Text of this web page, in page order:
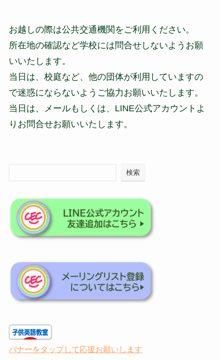
お越しの際は公共交通機関をご利用ください。
所在地の確認など学校には問合せしないようお願
いいたします。
当日は、校庭など、他の団体が利用していますの
で迷惑にならないようご協力お願いいたします。
当日は、メールもしくは、LINE公式アカウントよ
りお問合せお願いいたします。
検索
バナーをタップして応援お願いします